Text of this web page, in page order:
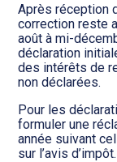
Après réception
correction reste
août à mi-
déclaration
des intérêts de
non déclarées.
Pour les
formuler une
année suivant
sur l’avis d’impôt.